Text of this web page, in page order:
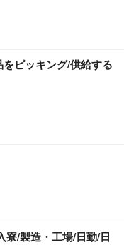
をピッキング/供給する
寮/製造・工場/日勤/日